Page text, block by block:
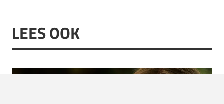
LEES OOK